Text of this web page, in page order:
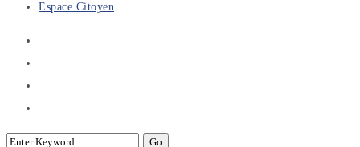
Espace Citoyen